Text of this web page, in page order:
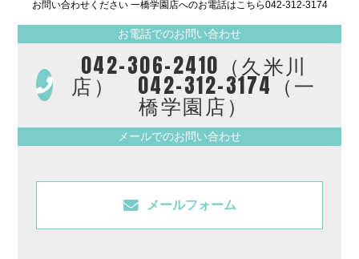
お問い合わせください 一橋学園店へのお電話はこちら042-312-3174
お電話でのお問い合わせ
042-306-2410（久米川
店） 042-312-3174（一
橋学園店）
メールでのお問い合わせ
メールフォーム